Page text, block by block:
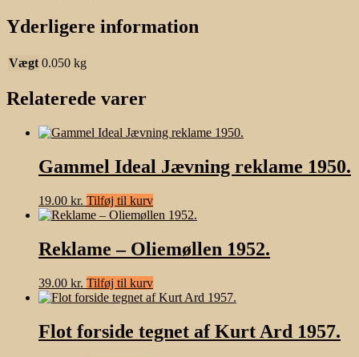
Yderligere information
Vægt 0.050 kg
Relaterede varer
Gammel Ideal Jævning reklame 1950.
19.00 kr. Tilføj til kurv
Reklame – Oliemøllen 1952.
39.00 kr. Tilføj til kurv
Flot forside tegnet af Kurt Ard 1957.